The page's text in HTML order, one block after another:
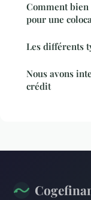
Comment
pour une
Les différents
Nous avons
crédit